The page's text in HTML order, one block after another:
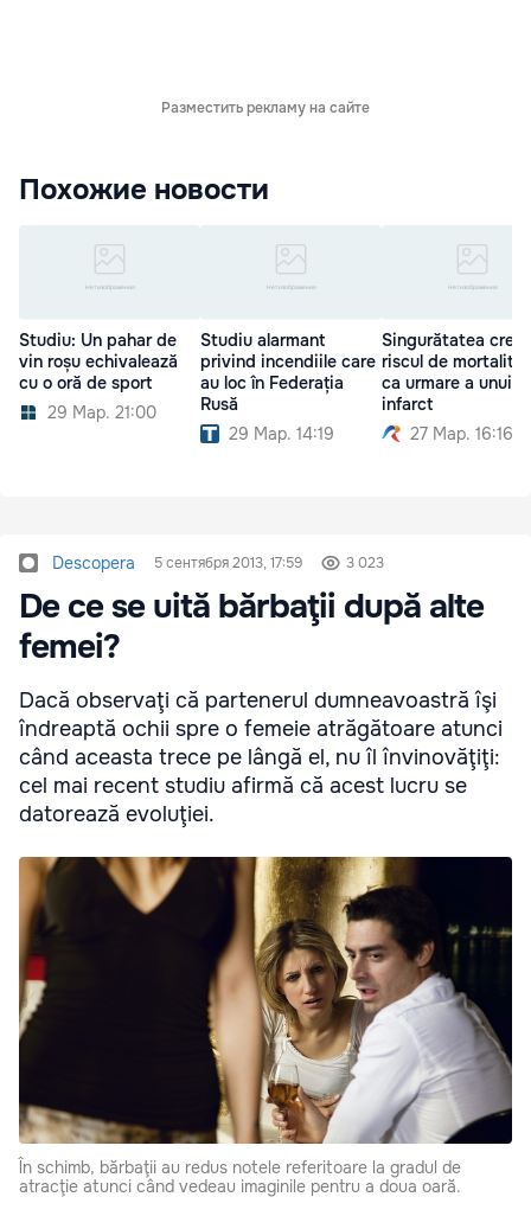
Разместить рекламу на сайте
Похожие новости
Studiu: Un pahar de
vin roșu echivalează
cu o oră de sport
29 Мар. 21:00
Studiu alarmant
privind incendiile care
au loc în Federația
Rusă
29 Мар. 14:19
Singurătatea
riscul de
ca urmare a unui
infarct
27 Мар. 16:16
Descopera 5 сентября 2013, 17:59 3 023
De ce se uită bărbaţii după alte
femei?
Dacă observaţi că partenerul dumneavoastră îşi
îndreaptă ochii spre o femeie atrăgătoare atunci
când aceasta trece pe lângă el, nu îl învinovăţiţi:
cel mai recent studiu afirmă că acest lucru se
datorează evoluţiei.
În schimb, bărbaţii au redus notele referitoare la gradul de
atracţie atunci când vedeau imaginile pentru a doua oară.